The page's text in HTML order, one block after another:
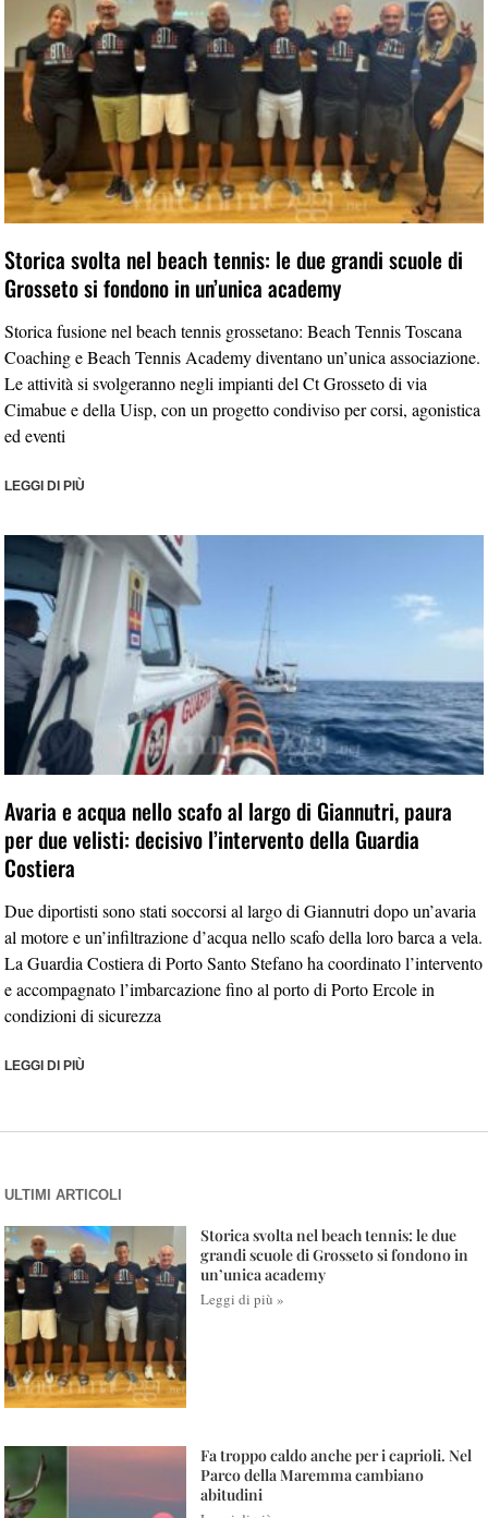
Storica svolta nel beach tennis: le due grandi scuole di
Grosseto si fondono in un’unica academy
Storica fusione nel beach tennis grossetano: Beach Tennis Toscana
Coaching e Beach Tennis Academy diventano un’unica associazione.
Le attività si svolgeranno negli impianti del Ct Grosseto di via
Cimabue e della Uisp, con un progetto condiviso per corsi, agonistica
ed eventi
LEGGI DI PIÙ
Avaria e acqua nello scafo al largo di Giannutri, paura
per due velisti: decisivo l’intervento della Guardia
Costiera
Due diportisti sono stati soccorsi al largo di Giannutri dopo un’avaria
al motore e un’infiltrazione d’acqua nello scafo della loro barca a vela.
La Guardia Costiera di Porto Santo Stefano ha coordinato l’intervento
e accompagnato l’imbarcazione fino al porto di Porto Ercole in
condizioni di sicurezza
LEGGI DI PIÙ
ULTIMI ARTICOLI
Storica svolta nel beach tennis: le due
grandi scuole di Grosseto si fondono in
un’unica academy
Leggi di più »
Fa troppo caldo anche per i caprioli. Nel
Parco della Maremma cambiano
abitudini